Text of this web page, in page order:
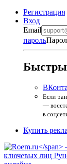
Регистрация
Вход
Email
пароль
Если
—
в
Купить